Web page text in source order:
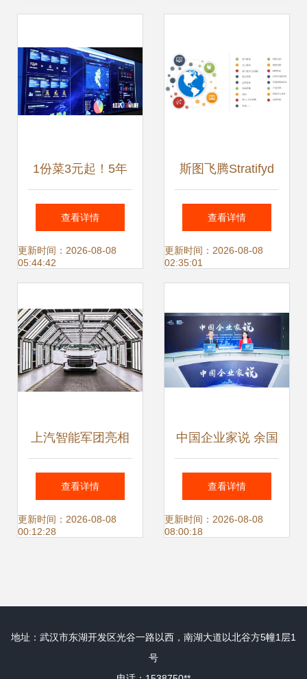
1份菜3元起！5年
内，这种“食堂”将
覆盖大城市8成社
塑社区餐饮
查看详情
更新时间：2026-08-08
05:44:42
斯图飞腾Stratifyd
荣登2020大数据产
业创新服务产品榜
务新趋势
查看详情
更新时间：2026-08-08
02:35:01
上汽智能军团亮相
世界人工智能大
会，大数据赋能未
查看详情
更新时间：2026-08-08
00:12:28
中国企业家说 余国
有擦亮技术底色，
赋能外贸企业补短
查看详情
更新时间：2026-08-08
08:00:18
地址：武汉市东湖开发区光谷一路以西，南湖大道以北谷方5幢1层1
号